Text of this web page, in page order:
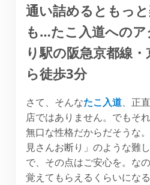
通い詰めるともっ
も…たこ入道への
り駅の阪急京都線
ら徒歩3分
さて、そんなたこ入道、正
店ではありません。でもそ
無口な性格だからだそうな
見さんお断り」のような難
で、その点はご安心を。な
覚えてもらえるくらいにな